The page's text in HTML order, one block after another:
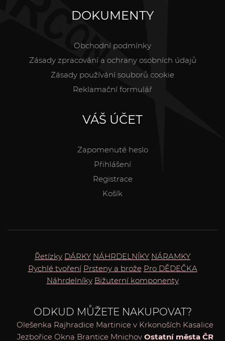
DOKUMENTY
Obchodní podmínky
Zásady zpracování a ochrany osobních údajů
Zásady používání souborů cookie
Reklamační formulář
VÁŠ ÚČET
Zapomenuté heslo
Přihlášení
Registrace
Košík
Řetízky DÁRKY NÁHRDELNÍKY NÁRAMKY
Rychlé tvoření Prsteny a brože Pro DĚDEČKA
Náhrdelníky Bižuterní komponenty
ODKUD MŮŽETE NAKUPOVAT?
Olešenka Rajhradice Martinice v Krkonoších Kasalice
Jezbořice Okna Brantice Mnichov Ostatní města ČR